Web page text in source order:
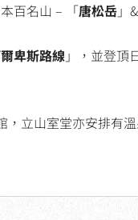
百名山 – 「唐松岳」
卑斯路線」，並登頂
立山室堂亦安排有